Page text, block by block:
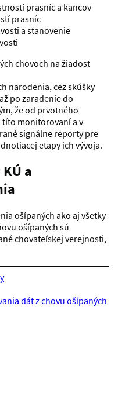
prasníc a kancov
prasníc
a stanovenie
chovoch na žiadosť
narodenia, cez skúšky
po zaradenie do
že od prvotného
títo monitorovaní a v
signálne reporty pre
etapy ich vývoja.
a
ošípaných ako aj všetky
ošípaných sú
chovateľskej verejnosti,
dát z chovu ošípaných